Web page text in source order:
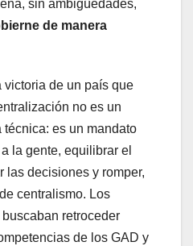
sin ambigüedades,
de manera
victoria de un país que
no es un
es un mandato
la gente, equilibrar el
las decisiones y romper,
centralismo. Los
retroceder
de los GAD y